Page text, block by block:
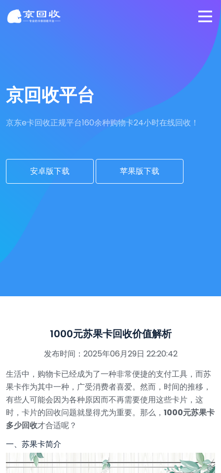
京回收平台
京东e卡回收正规平台160余种购物卡24小时在线回收！
安卓版下载 苹果版下载
1000元苏果卡回收价值解析
发布时间：2025年06月29日 22:20:42
生活中，购物卡已经成为了一种非常便捷的支付工具，而苏
果卡作为其中一种，广受消费者喜爱。然而，时间的推移，
有些人可能会因为各种原因而不再需要使用这些卡片，这
时，卡片的回收问题就显得尤为重要。那么， 1000元苏果卡
多少回收才合适呢？
一、苏果卡简介